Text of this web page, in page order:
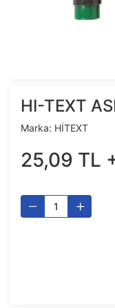
HI-TEXT
Marka: HİTEXT
25,09 TL